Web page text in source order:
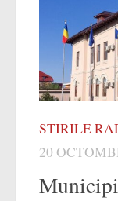
STIRILE
20